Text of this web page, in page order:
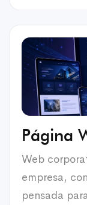
Página
Web
empresa,
pensada